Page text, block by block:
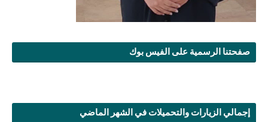
صفحتنا الرسمية على الفيس بوك
إجمالي الزيارات والتحميلات في الشهر الماضي